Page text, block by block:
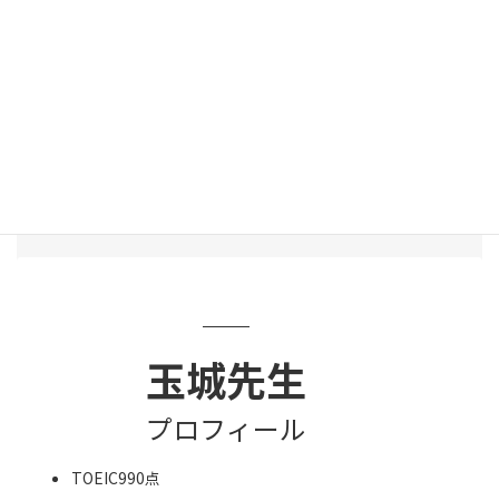
玉城先生
プロフィール
TOEIC990点